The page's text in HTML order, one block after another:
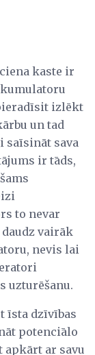
kaste ir
izlēkt
un tad
saīsināt sava
ir tāds,
to nevar
vairāk
nevis lai
uzturēšanu.
īsta dzīvības
potenciālo
apkārt ar savu